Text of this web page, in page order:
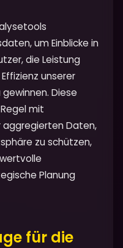
um Einblicke in
die Leistung
unserer
Diese
mit
Daten,
zu schützen,
Planung
für die